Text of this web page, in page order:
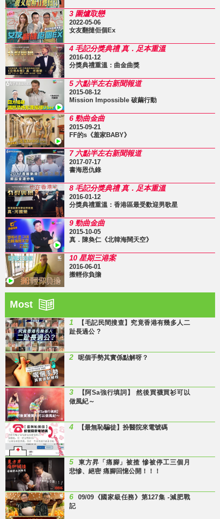
3 圍爐取戀
2022-05-06
女友翻撻佢個Ex
4 毛記分獎典禮 真．足本重溫
2016-01-12
分獎典禮重溫：曲金曲獎
5 六點半左右新聞報道
2015-08-12
Mission Impossible 破繭行動
6 勁曲金曲
2015-09-21
FF的s《羞家BABY》
7 六點半左右新聞報道
2017-07-17
書海恩仇錄
8 毛記分獎典禮 真．足本重溫
2016-01-12
分獎典禮重溫：香港區最受歡迎男歌星
9 勁曲金曲
2015-10-05
真．陳奐仁《北韓海闊天空》
10 星期三港案
2016-06-01
搬輕你負擔
Most
1
【毛記民間搜查】究竟香港有幾多人二
趾長過公 ?
2 呢個手勢其實係點解呀？
3
【阿Sa強行填詞】 然後買襪買衫可以
做風紀～
4 【最無恥騙徒】扮醫院來電號碼
5
東方昇「痛腳」被揸 慘被停工三個月
悲慘、絕密 痛腳回憶公開！！！
6
09/09《國家級任務》第127集 -減肥戰
記